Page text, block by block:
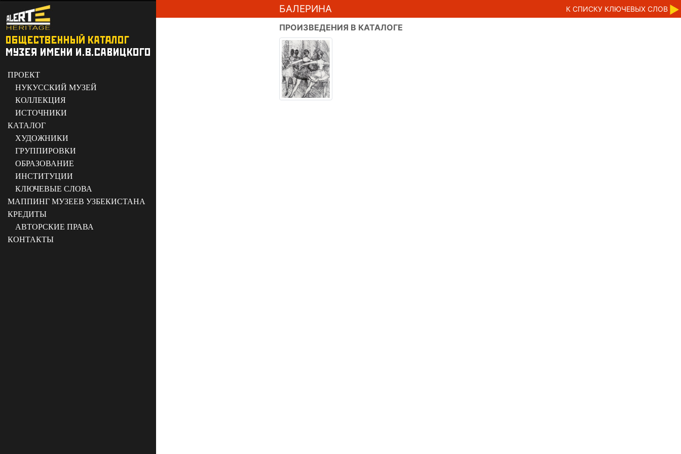
ПРОЕКТ
НУКУССКИЙ МУЗЕЙ
КОЛЛЕКЦИЯ
ИСТОЧНИКИ
КАТАЛОГ
ХУДОЖНИКИ
ГРУППИРОВКИ
ОБРАЗОВАНИЕ
ИНСТИТУЦИИ
КЛЮЧЕВЫЕ СЛОВА
МАППИНГ МУЗЕЕВ УЗБЕКИСТАНА
КРЕДИТЫ
АВТОРСКИЕ ПРАВА
КОНТАКТЫ
БАЛЕРИНА К CПИСКУ КЛЮЧЕВЫХ СЛОВ
ПРОИЗВЕДЕНИЯ В КАТАЛОГЕ